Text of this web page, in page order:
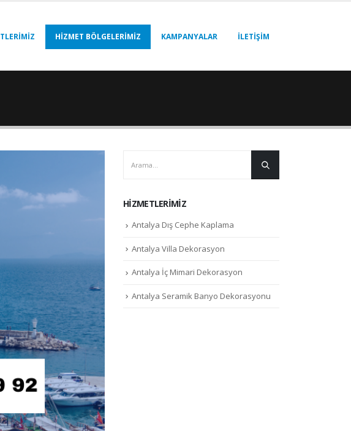
HIZMET BÖLGELERIMIZ KAMPANYALAR İLETIŞIM
HIZMETLERIMIZ
Antalya Dış Cephe Kaplama
Antalya Villa Dekorasyon
Antalya İç Mimari Dekorasyon
Antalya Seramik Banyo Dekorasyonu